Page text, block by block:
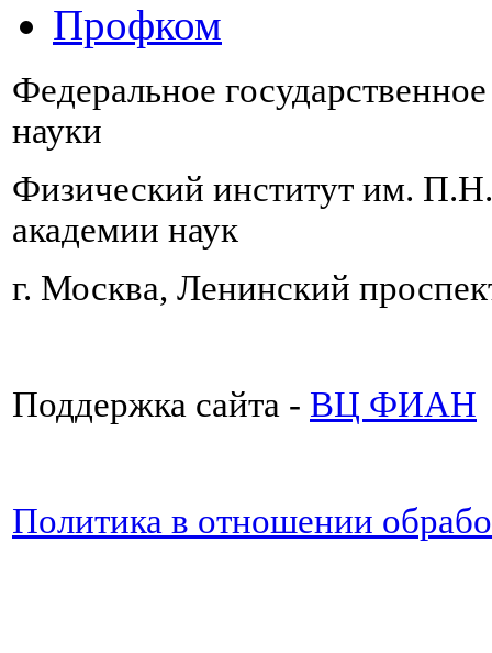
Профком
Федеральное
науки
Физический институт им.
академии наук
г. Москва, Ленинский
Поддержка сайта - ВЦ ФИАН
Политика в отношении